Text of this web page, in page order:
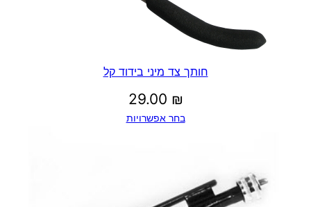
חותך צד מיני בידוד קל
29.00 ₪
בחר אפשרויות